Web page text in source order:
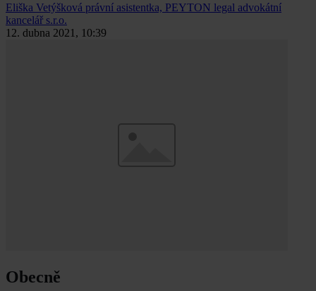
Eliška Vetýšková právní asistentka, PEYTON legal advokátní
kancelář s.r.o.
12. dubna 2021, 10:39
Obecně